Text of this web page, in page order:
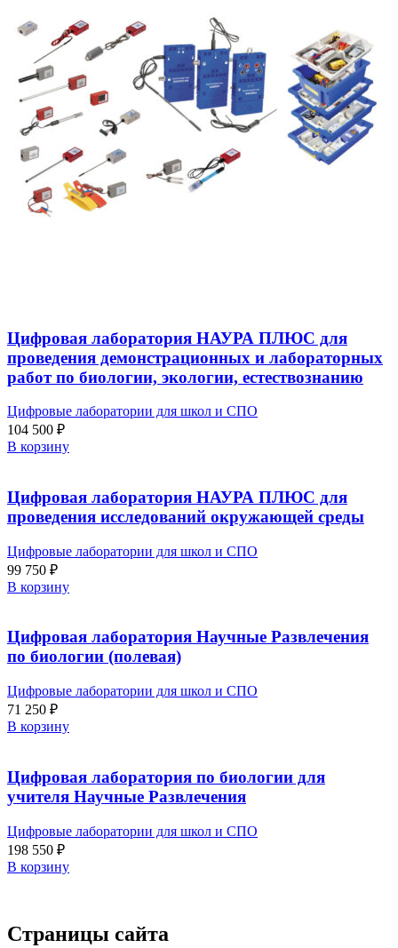
Цифровая лаборатория НАУРА ПЛЮС для
проведения демонстрационных и лабораторных
работ по биологии, экологии, естествознанию
Цифровые лаборатории для школ и СПО
104 500 ₽
В корзину
Цифровая лаборатория НАУРА ПЛЮС для
проведения исследований окружающей среды
Цифровые лаборатории для школ и СПО
99 750 ₽
В корзину
Цифровая лаборатория Научные Развлечения
по биологии (полевая)
Цифровые лаборатории для школ и СПО
71 250 ₽
В корзину
Цифровая лаборатория по биологии для
учителя Научные Развлечения
Цифровые лаборатории для школ и СПО
198 550 ₽
В корзину
Страницы сайта